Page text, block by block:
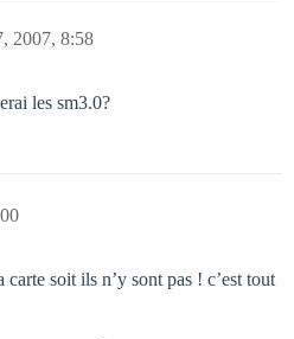
2007, 8:58
les sm3.0?
soit ils n’y sont pas ! c’est tout